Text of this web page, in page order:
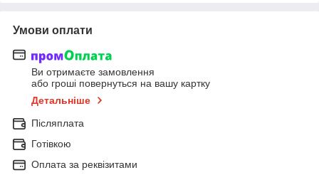
Умови оплати
Ви отримаєте замовлення
або гроші повернуться на вашу картку
Детальніше
Післяплата
Готівкою
Оплата за реквізитами